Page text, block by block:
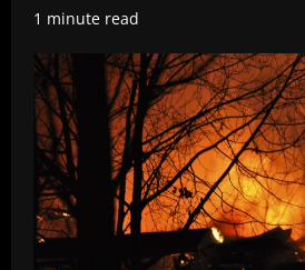
1 minute read